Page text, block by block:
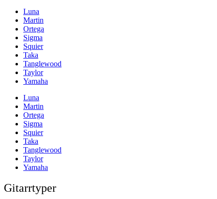
Luna
Martin
Ortega
Sigma
Squier
Taka
Tanglewood
Taylor
Yamaha
Luna
Martin
Ortega
Sigma
Squier
Taka
Tanglewood
Taylor
Yamaha
Gitarrtyper